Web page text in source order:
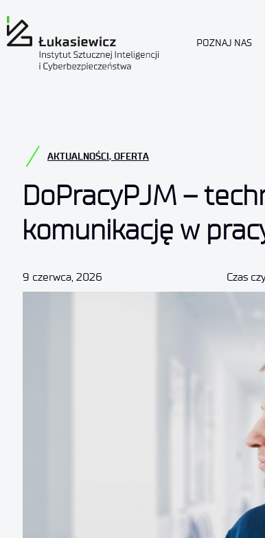
POZNAJ NAS
AKTUALNOŚCI, OFERTA
DoPracyPJM –
komunikację w
9 czerwca, 2026 Czas